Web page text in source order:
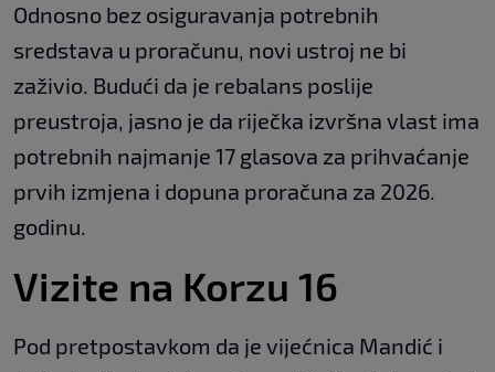
Odnosno bez osiguravanja potrebnih
sredstava u proračunu, novi ustroj ne bi
zaživio. Budući da je rebalans poslije
preustroja, jasno je da riječka izvršna vlast ima
potrebnih najmanje 17 glasova za prihvaćanje
prvih izmjena i dopuna proračuna za 2026.
godinu.
Vizite na Korzu 16
Pod pretpostavkom da je vijećnica Mandić i